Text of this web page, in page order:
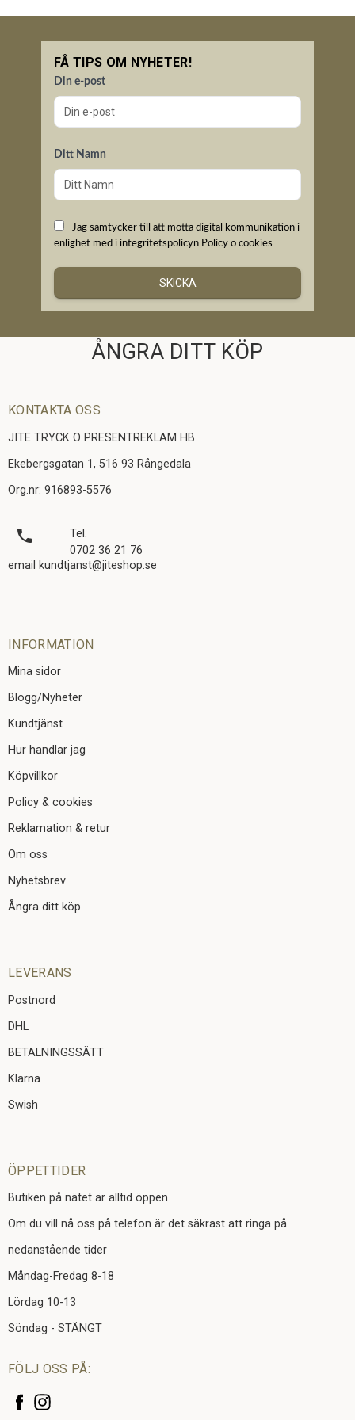
FÅ TIPS OM NYHETER!
Din e-post
Ditt Namn
Jag samtycker till att motta digital kommunikation i
enlighet med i integritetspolicyn Policy o cookies
SKICKA
ÅNGRA DITT KÖP
KONTAKTA OSS
JITE TRYCK O PRESENTREKLAM HB
Ekebergsgatan 1, 516 93 Rångedala
Org.nr: 916893-5576
local_phone
Tel.
0702 36 21 76
email kundtjanst@jiteshop.se
INFORMATION
Mina sidor
Blogg/Nyheter
Kundtjänst
Hur handlar jag
Köpvillkor
Policy & cookies
Reklamation & retur
Om oss
Nyhetsbrev
Ångra ditt köp
LEVERANS
Postnord
DHL
BETALNINGSSÄTT
Klarna
Swish
ÖPPETTIDER
Butiken på nätet är alltid öppen
Om du vill nå oss på telefon är det säkrast att ringa på
nedanstående tider
Måndag-Fredag 8-18
Lördag 10-13
Söndag - STÄNGT
FÖLJ OSS PÅ: